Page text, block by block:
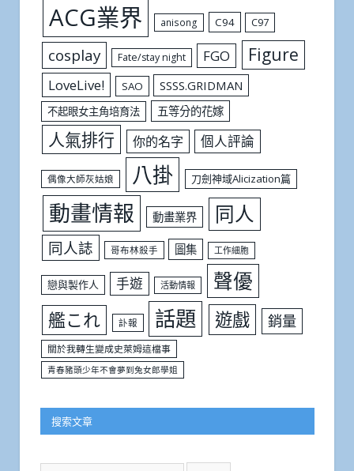
ACG業界 anisong C94 C97
cosplay Fate/stay night FGO Figure
LoveLive! SAO SSSS.GRIDMAN
不起眼女主角培育法 五等分的花嫁
人氣排行 你的名字 個人評論
偶像大師灰姑娘 八掛 刀劍神域Alicization篇
動畫情報 動畫業界 同人
同人誌 哥布林殺手 圖集 工作細胞
戀與製作人 手遊 活動情報 聲優
艦これ 訃報 話題 遊戲 銷量
關於我轉生變成史萊姆這檔事
青春豬頭少年不會夢到兔女郎學姐
搜索文章